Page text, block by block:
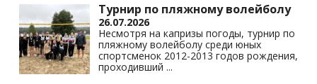
Турнир по пляжному волейболу
26.07.2026
Несмотря на капризы погоды, турнир по
пляжному волейболу среди юных
спортсменок 2012-2013 годов рождения,
проходивший ...